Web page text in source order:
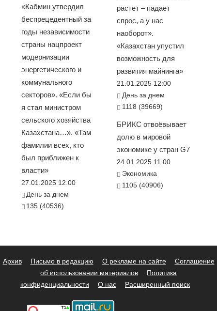
«Кабмин утвердил
беспрецедентный за
годы независимости
страны нацпроект
модернизации
энергетического и
коммунального
секторов». «Если бы
я стал министром
сельского хозяйства
Казахстана…». «Там
фамилии всех, кто
был приближен к
власти»
27.01.2025 12:00
День за днем
135 (40536)
растет – падает
спрос, а у нас
наоборот».
«Казахстан упустил
возможность для
развития майнинга»
21.01.2025 12:00
День за днем
1118 (39669)
БРИКС отвоёвывает
долю в мировой
экономике у стран G7
24.01.2025 11:00
Экономика
1105 (40906)
Архив Письмо в редакцию О рекламе на сайте
Соглашение
об использовании материалов
Политика
конфиденциальности
О нас Расширенный поиск